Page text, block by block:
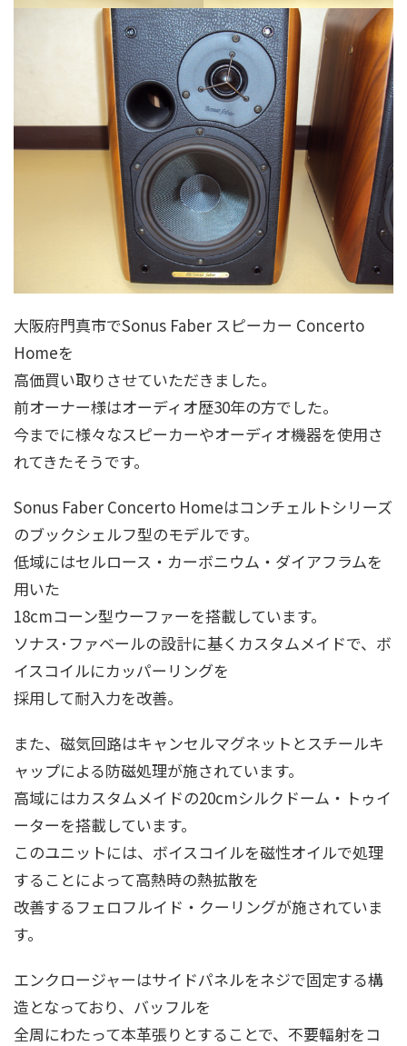
大阪府門真市でSonus Faber スピーカー Concerto
Homeを
高価買い取りさせていただきました。
前オーナー様はオーディオ歴30年の方でした。
今までに様々なスピーカーやオーディオ機器を使用さ
れてきたそうです。
Sonus Faber Concerto Homeはコンチェルトシリーズ
のブックシェルフ型のモデルです。
低域にはセルロース・カーボニウム・ダイアフラムを
用いた
18cmコーン型ウーファーを搭載しています。
ソナス･ファベールの設計に基くカスタムメイドで、ボ
イスコイルにカッパーリングを
採用して耐入力を改善。
また、磁気回路はキャンセルマグネットとスチールキ
ャップによる防磁処理が施されています。
高域にはカスタムメイドの20cmシルクドーム・トゥイ
ーターを搭載しています。
このユニットには、ボイスコイルを磁性オイルで処理
することによって高熱時の熱拡散を
改善するフェロフルイド・クーリングが施されていま
す。
エンクロージャーはサイドパネルをネジで固定する構
造となっており、バッフルを
全周にわたって本革張りとすることで、不要輻射をコ